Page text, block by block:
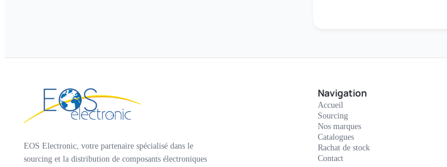
EOS Electronic, votre partenaire spécialisé dans le
sourcing et la distribution de composants électroniques
Navigation
Accueil
Sourcing
Nos marques
Catalogues
Rachat de stock
Contact